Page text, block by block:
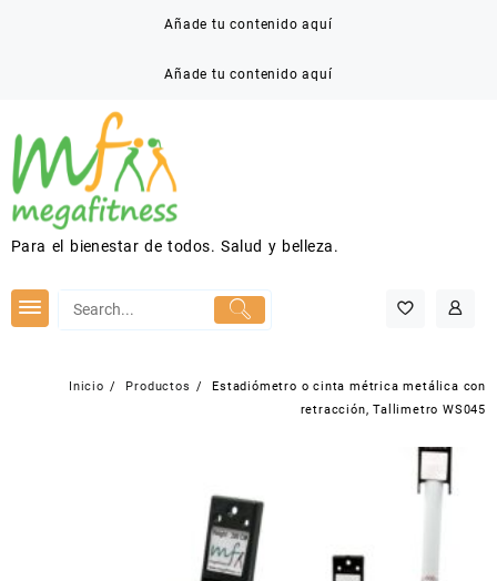
Añade tu contenido aquí
Añade tu contenido aquí
Para el bienestar de todos. Salud y belleza.
Inicio Productos
Estadiómetro o cinta métrica metálica con
retracción, Tallimetro WS045